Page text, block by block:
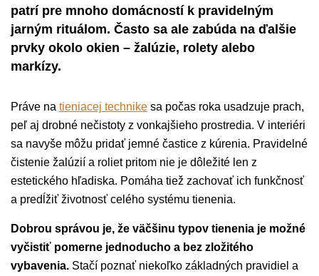
patrí pre mnoho domácností k pravidelným
jarným rituálom. Často sa ale zabúda na ďalšie
prvky okolo okien – žalúzie, rolety alebo
markízy.
Práve na tieniacej technike sa počas roka usadzuje prach,
peľ aj drobné nečistoty z vonkajšieho prostredia. V interiéri
sa navyše môžu pridať jemné častice z kúrenia. Pravidelné
čistenie žalúzií a roliet pritom nie je dôležité len z
estetického hľadiska. Pomáha tiež zachovať ich funkčnosť
a predĺžiť životnosť celého systému tienenia.
Dobrou správou je, že väčšinu typov tienenia je možné
vyčistiť pomerne jednoducho a bez zložitého
vybavenia. Stačí poznať niekoľko základných pravidiel a